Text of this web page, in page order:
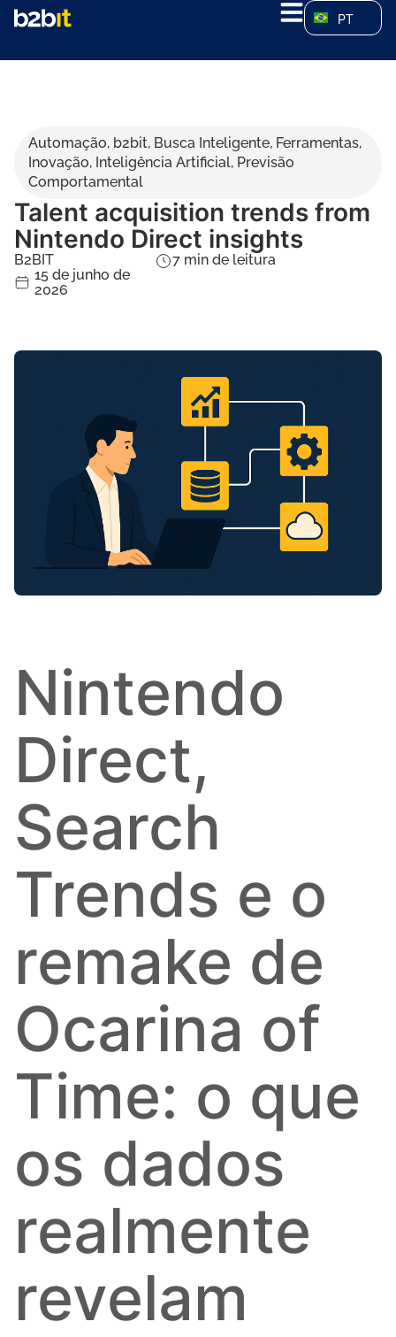
PT
Automação, b2bit, Busca Inteligente, Ferramentas,
Inovação, Inteligência Artificial, Previsão
Comportamental
Talent acquisition trends from
Nintendo Direct insights
B2BIT
15 de junho de
2026
7 min de leitura
Nintendo
Direct,
Search
Trends e o
remake de
Ocarina of
Time: o que
os dados
realmente
revelam